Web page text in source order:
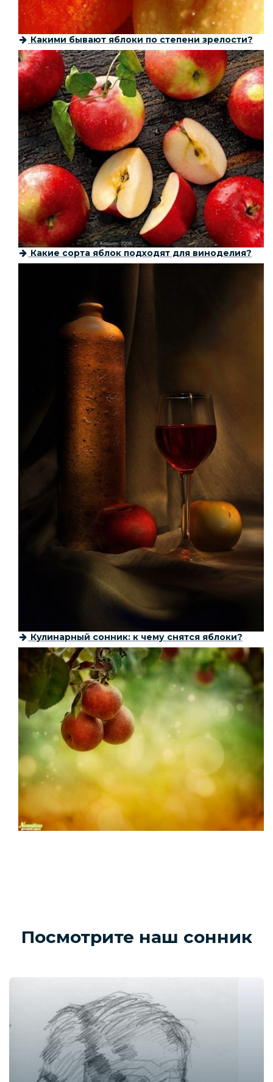
Какими бывают яблоки по степени зрелости?
Какие сорта яблок подходят для виноделия?
Кулинарный сонник: к чему снятся яблоки?
Посмотрите наш сонник